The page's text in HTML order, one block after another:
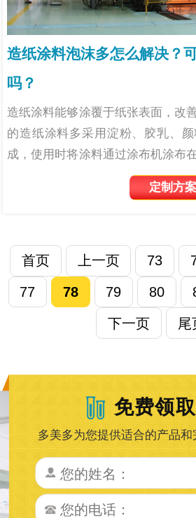
造纸涂料泡沫多怎么解决？
吗？
造纸涂料能够涂覆于纸张表面，改
的造纸涂料多采用淀粉、胶乳、
成，使用时将涂料通过涂布机涂布
料能够提高纸张的平整性和表面强
光泽度和不透明度上升。在造纸涂
定制方案
首页 上一页 73
77 78 79 80
下一页 尾
免费领
多美多为您提供适合的产品